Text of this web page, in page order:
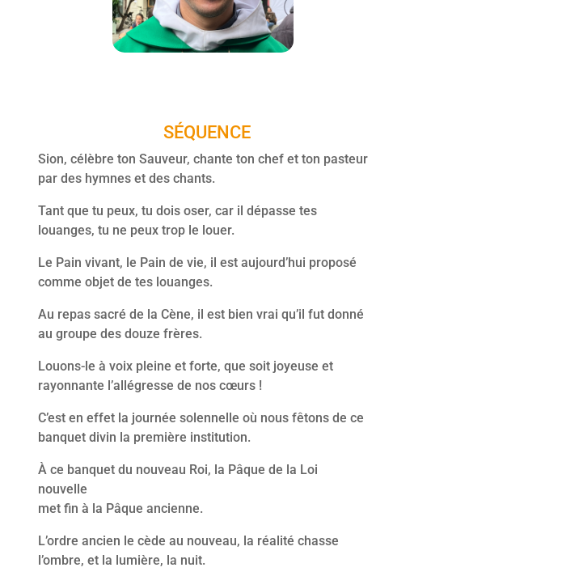
SÉQUENCE
Sion, célèbre ton Sauveur, chante ton chef et ton pasteur
par des hymnes et des chants.
Tant que tu peux, tu dois oser, car il dépasse tes
louanges, tu ne peux trop le louer.
Le Pain vivant, le Pain de vie, il est aujourd’hui proposé
comme objet de tes louanges.
Au repas sacré de la Cène, il est bien vrai qu’il fut donné
au groupe des douze frères.
Louons-le à voix pleine et forte, que soit joyeuse et
rayonnante l’allégresse de nos cœurs !
C’est en effet la journée solennelle où nous fêtons de ce
banquet divin la première institution.
À ce banquet du nouveau Roi, la Pâque de la Loi
nouvelle
met fin à la Pâque ancienne.
L’ordre ancien le cède au nouveau, la réalité chasse
l’ombre, et la lumière, la nuit.